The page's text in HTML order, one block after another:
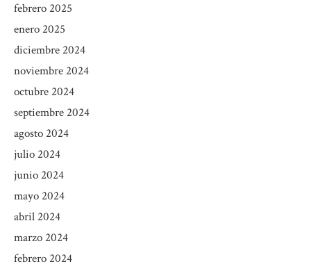
febrero 2025
enero 2025
diciembre 2024
noviembre 2024
octubre 2024
septiembre 2024
agosto 2024
julio 2024
junio 2024
mayo 2024
abril 2024
marzo 2024
febrero 2024